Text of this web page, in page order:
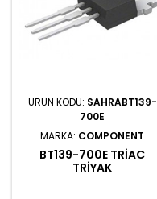
ÜRÜN KODU: SAHRABT139-
700E
MARKA: COMPONENT
BT139-700E TRIAC
TRIYAK